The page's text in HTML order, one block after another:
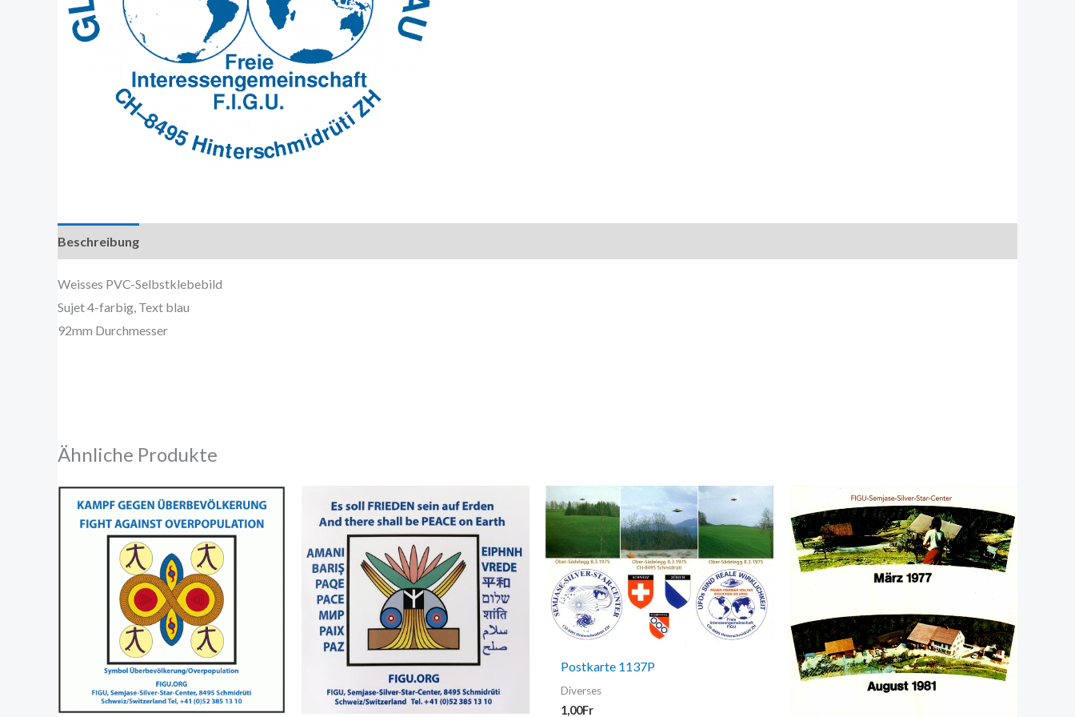
Beschreibung
Weisses PVC-Selbstklebebild
Sujet 4-farbig, Text blau
92mm Durchmesser
Ähnliche Produkte
Postkarte 1137P
Diverses
1,00Fr